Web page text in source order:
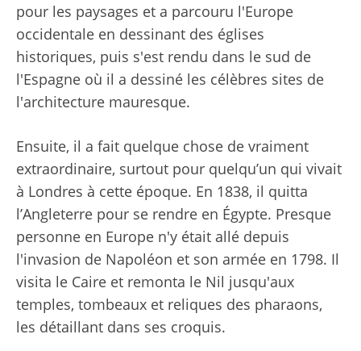
pour les paysages et a parcouru l'Europe
occidentale en dessinant des églises
historiques, puis s'est rendu dans le sud de
l'Espagne où il a dessiné les célèbres sites de
l'architecture mauresque.
Ensuite, il a fait quelque chose de vraiment
extraordinaire, surtout pour quelqu’un qui vivait
à Londres à cette époque. En 1838, il quitta
l’Angleterre pour se rendre en Égypte. Presque
personne en Europe n'y était allé depuis
l'invasion de Napoléon et son armée en 1798. Il
visita le Caire et remonta le Nil jusqu'aux
temples, tombeaux et reliques des pharaons,
les détaillant dans ses croquis.